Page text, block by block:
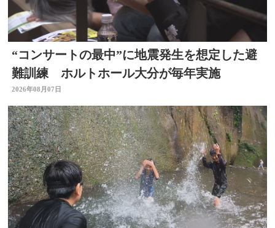
“コンサートの最中”に地震発生を想定した避
難訓練 ホルトホール大分が毎年実施
2026年08月07日